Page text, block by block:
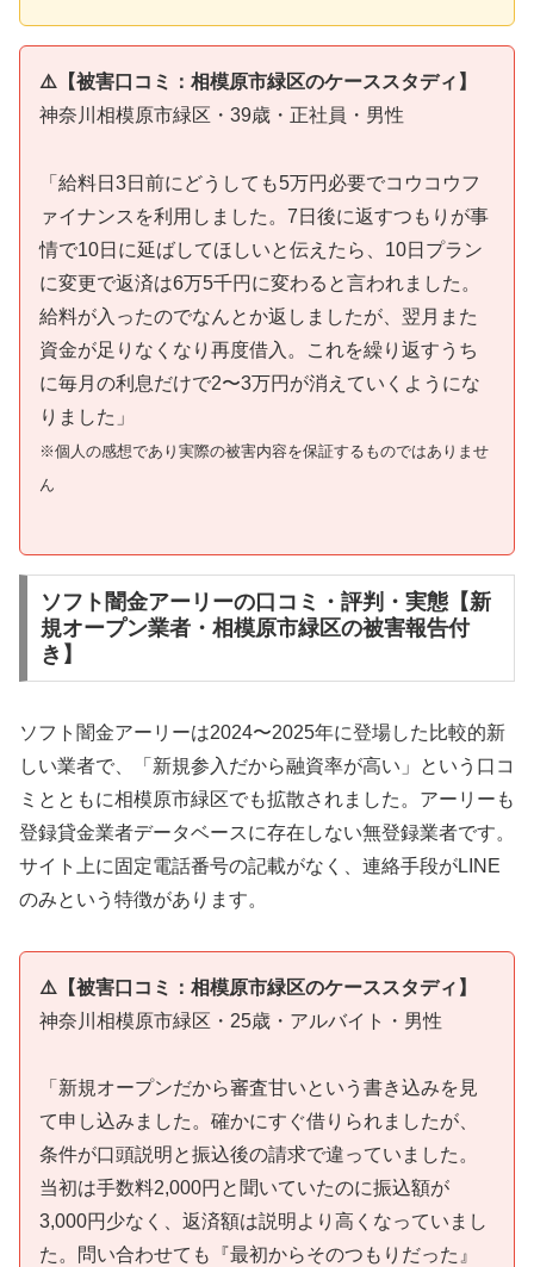
⚠️【被害口コミ：相模原市緑区のケーススタディ】
神奈川相模原市緑区・39歳・正社員・男性
「給料日3日前にどうしても5万円必要でコウコウフ
ァイナンスを利用しました。7日後に返すつもりが事
情で10日に延ばしてほしいと伝えたら、10日プラン
に変更で返済は6万5千円に変わると言われました。
給料が入ったのでなんとか返しましたが、翌月また
資金が足りなくなり再度借入。これを繰り返すうち
に毎月の利息だけで2〜3万円が消えていくようにな
りました」
※個人の感想であり実際の被害内容を保証するものではありませ
ん
ソフト闇金アーリーの口コミ・評判・実態【新
規オープン業者・相模原市緑区の被害報告付
き】
ソフト闇金アーリーは2024〜2025年に登場した比較的新
しい業者で、「新規参入だから融資率が高い」という口コ
ミとともに相模原市緑区でも拡散されました。アーリーも
登録貸金業者データベースに存在しない無登録業者です。
サイト上に固定電話番号の記載がなく、連絡手段がLINE
のみという特徴があります。
⚠️【被害口コミ：相模原市緑区のケーススタディ】
神奈川相模原市緑区・25歳・アルバイト・男性
「新規オープンだから審査甘いという書き込みを見
て申し込みました。確かにすぐ借りられましたが、
条件が口頭説明と振込後の請求で違っていました。
当初は手数料2,000円と聞いていたのに振込額が
3,000円少なく、返済額は説明より高くなっていまし
た。問い合わせても『最初からそのつもりだった』